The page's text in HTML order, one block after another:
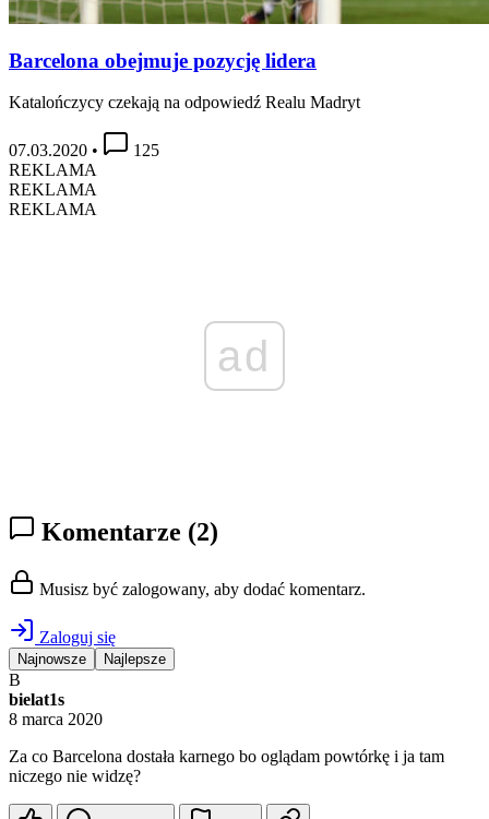
Barcelona obejmuje pozycję lidera
Katalończycy czekają na odpowiedź Realu Madryt
07.03.2020 •
125
REKLAMA
REKLAMA
REKLAMA
ad
Komentarze (2)
Musisz być zalogowany, aby dodać komentarz.
Zaloguj się
Najnowsze Najlepsze
B
bielat1s
8 marca 2020
Za co Barcelona dostała karnego bo oglądam powtórkę i ja tam
niczego nie widzę?